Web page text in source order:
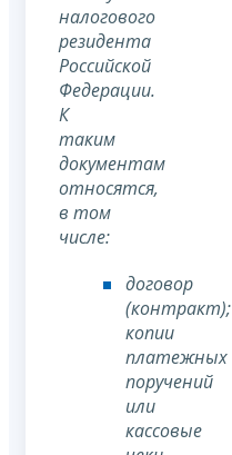
налогового
резидента
Российской
Федерации.
К
таким
документам
относятся,
в том
числе:
договор
(контракт);
копии
платежных
поручений
или
кассовые